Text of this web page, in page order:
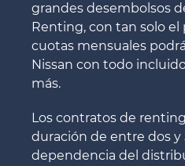
grandes desembolsos
Renting, con tan solo
cuotas mensuales
Nissan con todo
más.
Los contratos de
duración de entre dos y
dependencia del